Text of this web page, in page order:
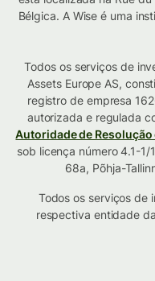
Bélgica. A Wise é uma
Todos os serviços de
Assets Europe AS,
registro de empresa
autorizada e regulada
Autoridade de
sob licença número 4.1-
68a, Põhja-
Todos os serviços de
respectiva entidade